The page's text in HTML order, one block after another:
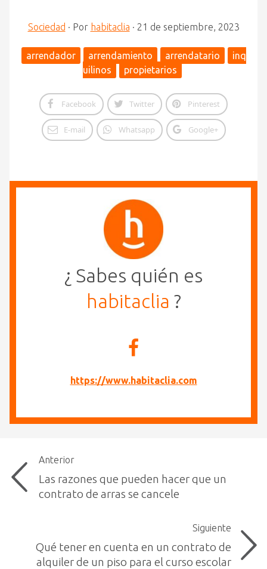
Sociedad · Por habitaclia · 21 de septiembre, 2023
arrendador arrendamiento arrendatario
inq
uilinos
propietarios
Facebook Twitter Pinterest
E-mail Whatsapp Google+
¿ Sabes quién es
habitaclia ?
https://www.habitaclia.com
Anterior
Las razones que pueden hacer que un
contrato de arras se cancele
Siguiente
Qué tener en cuenta en un contrato de
alquiler de un piso para el curso escolar